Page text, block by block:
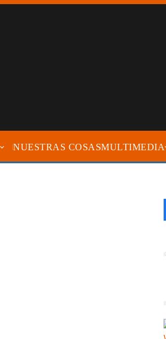
NUESTRAS COSASMULTIMEDIA